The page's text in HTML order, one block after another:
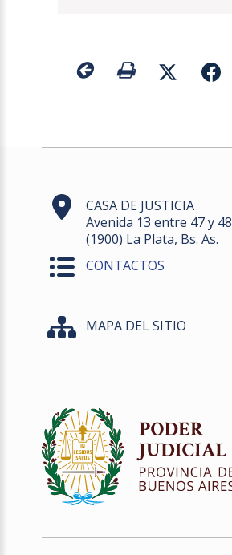
CASA DE JUSTICIA
Avenida 13 entre 47 y 48
(1900) La Plata, Bs. As.
CONTACTOS
MAPA DEL SITIO